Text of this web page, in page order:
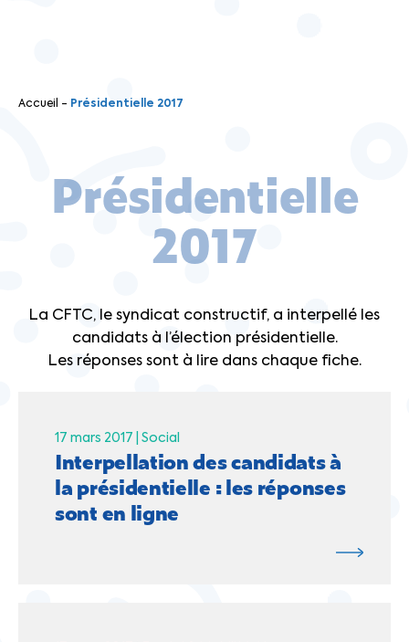
Accueil - Présidentielle 2017
Présidentielle
2017
La CFTC, le syndicat constructif, a interpellé les
candidats à l’élection présidentielle.
Les réponses sont à lire dans chaque fiche.
17 mars 2017 | Social
Interpellation des candidats à
la présidentielle : les réponses
sont en ligne